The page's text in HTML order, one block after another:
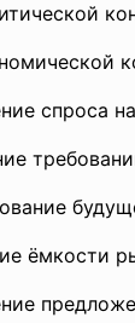
ёмкости